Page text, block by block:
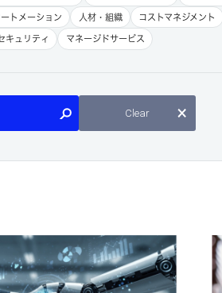
トメーション 人材・組織 コストマネジメント
キュリティ マネージドサービス
Clear